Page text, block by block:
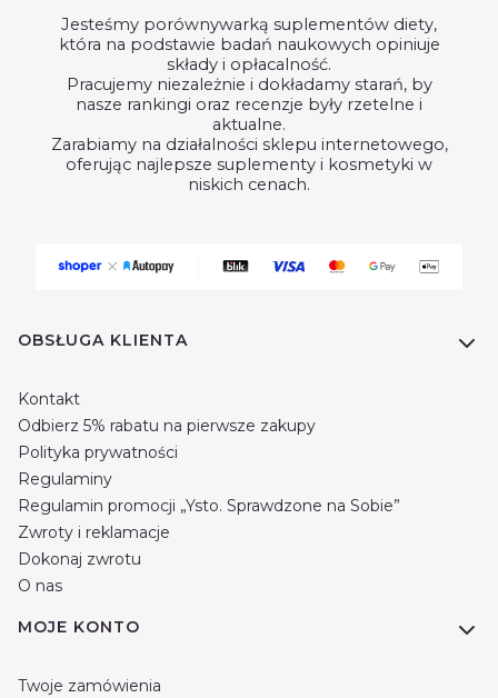
Jesteśmy porównywarką suplementów diety,
która na podstawie badań naukowych opiniuje
składy i opłacalność.
Pracujemy niezależnie i dokładamy starań, by
nasze rankingi oraz recenzje były rzetelne i
aktualne.
Zarabiamy na działalności sklepu internetowego,
oferując najlepsze suplementy i kosmetyki w
niskich cenach.
Linki w stopce
OBSŁUGA KLIENTA
Kontakt
Odbierz 5% rabatu na pierwsze zakupy
Polityka prywatności
Regulaminy
Regulamin promocji „Ysto. Sprawdzone na Sobie”
Zwroty i reklamacje
Dokonaj zwrotu
O nas
MOJE KONTO
Twoje zamówienia